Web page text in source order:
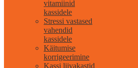
vitamiinid
kassidele
Stressi vastased
vahendid
kassidele
Käitumise
korrigeerimine
Kassi liivakastid